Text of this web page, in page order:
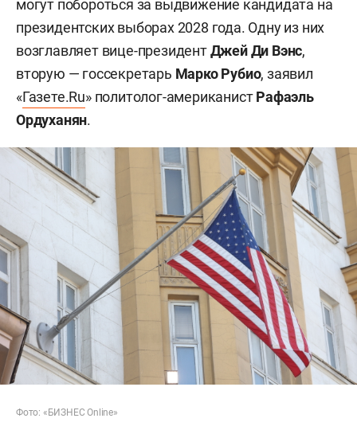
могут побороться за выдвижение кандидата на
президентских выборах 2028 года. Одну из них
возглавляет вице-президентДжей Ди Вэнс,
вторую — госсекретарь Марко Рубио, заявил
«Газете.Ru» политолог-американистРафаэль
Ордуханян.
Фото: «БИЗНЕС Online»